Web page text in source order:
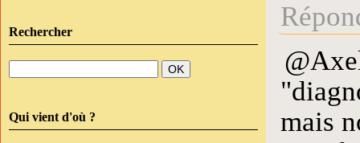
Rechercher
Qui vient d'où ?
mais